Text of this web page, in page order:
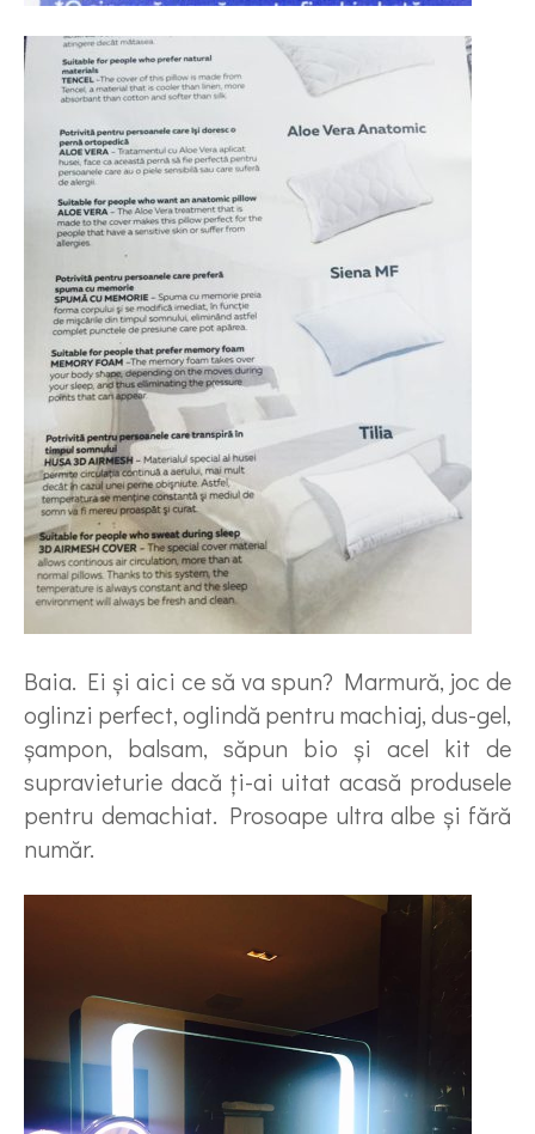
Baia. Ei şi aici ce să va spun? Marmură, joc de
oglinzi perfect, oglindă pentru machiaj, dus-gel,
şampon, balsam, săpun bio şi acel kit de
supravieturie dacă ţi-ai uitat acasă produsele
pentru demachiat. Prosoape ultra albe şi fără
număr.